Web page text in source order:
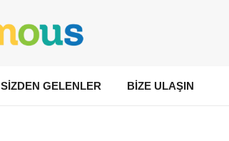
SİZDEN GELENLER BİZE ULAŞIN